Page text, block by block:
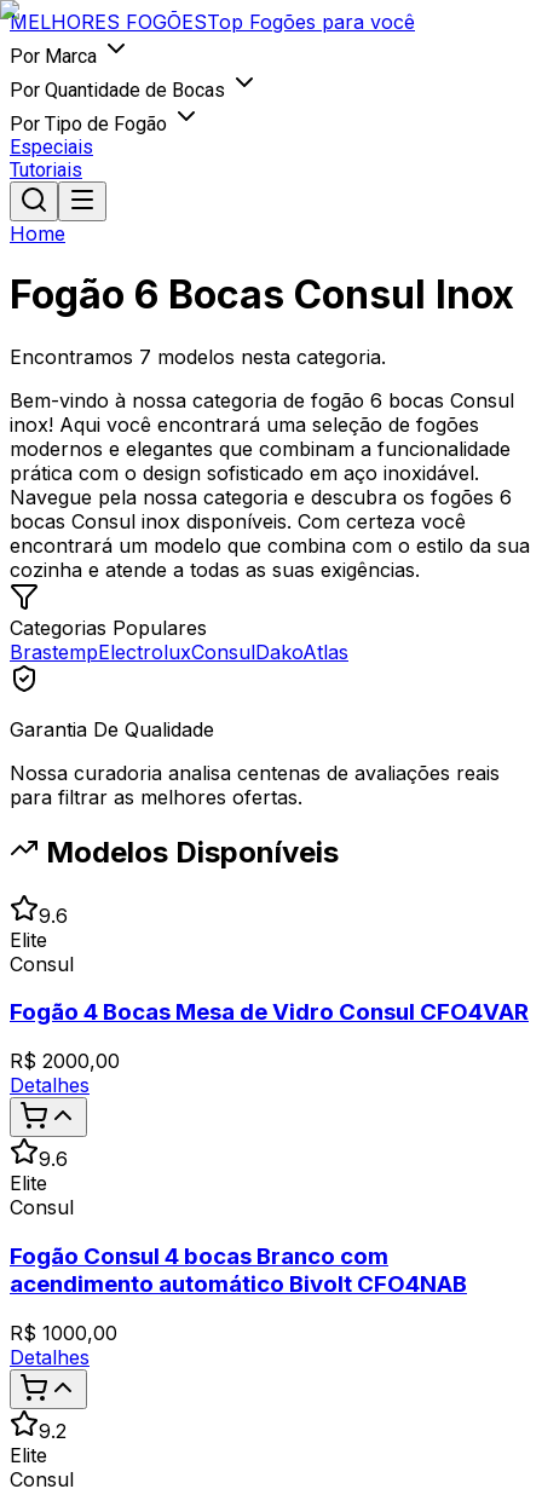
MELHORES FOGÕESTop Fogões para você
Por Marca
Por Quantidade de Bocas
Por Tipo de Fogão
Especiais
Tutoriais
Home
Fogão 6 Bocas Consul Inox
Encontramos 7 modelos nesta categoria.
Bem-vindo à nossa categoria de fogão 6 bocas Consul
inox! Aqui você encontrará uma seleção de fogões
modernos e elegantes que combinam a funcionalidade
prática com o design sofisticado em aço inoxidável.
Navegue pela nossa categoria e descubra os fogões 6
bocas Consul inox disponíveis. Com certeza você
encontrará um modelo que combina com o estilo da sua
cozinha e atende a todas as suas exigências.
Categorias Populares
BrastempElectroluxConsulDakoAtlas
Garantia De Qualidade
Nossa curadoria analisa centenas de avaliações reais
para filtrar as melhores ofertas.
Modelos Disponíveis
9.6
Elite
Consul
Fogão 4 Bocas Mesa de Vidro Consul CFO4VAR
R$ 2000,00
Detalhes
9.6
Elite
Consul
Fogão Consul 4 bocas Branco com
acendimento automático Bivolt CFO4NAB
R$ 1000,00
Detalhes
9.2
Elite
Consul